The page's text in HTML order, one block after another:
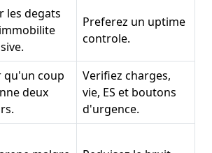
les degats
Preferez un uptime
controle.
qu'un coup
deux
Verifiez charges,
vie, ES et boutons
d'urgence.